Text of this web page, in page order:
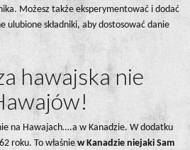
Możesz także eksperymentować i dodać
ulubione składniki, aby dostosować danie
hawajska nie
na Hawajach….a w Kanadzie. W dodatku
roku. To właśniew Kanadzie niejaki Sam